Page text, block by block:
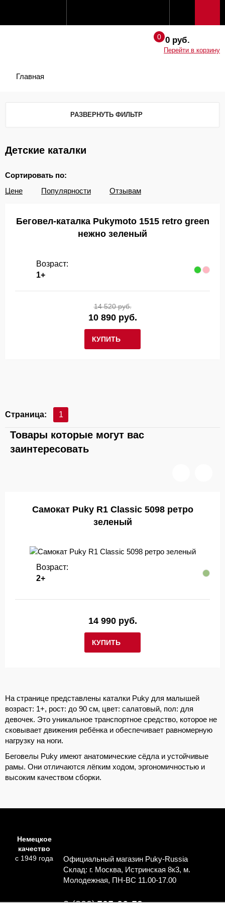
0 руб.
Перейти в корзину
Главная
РАЗВЕРНУТЬ ФИЛЬТР
Детские каталки
Сортировать по:
Цене
Популярности Отзывам
Беговел-каталка Pukymoto 1515 retro green
нежно зеленый
Возраст:
1+
КУПИТЬ
14 520 руб.
10 890 руб.
Страница: 1
Товары которые могут вас
заинтересовать
Самокат Puky R1 Classic 5098 ретро
зеленый
Возраст:
2+
КУПИТЬ
14 990 руб.
На странице представлены каталки Puky для малышей
возраст: 1+, рост: до 90 см, цвет: салатовый, пол: для
девочек. Это уникальное транспортное средство, которое не
сковывает движения ребёнка и обеспечивает равномерную
нагрузку на ноги.
Беговелы Puky имеют анатомические сёдла и устойчивые
рамы. Они отличаются лёгким ходом, эргономичностью и
высоким качеством сборки.
Немецкое
качество
с 1949 года
Официальный магазин Puky-Russia
Склад: г. Москва, Истринская 8к3, м.
Молодежная, ПН-ВС 11.00-17.00